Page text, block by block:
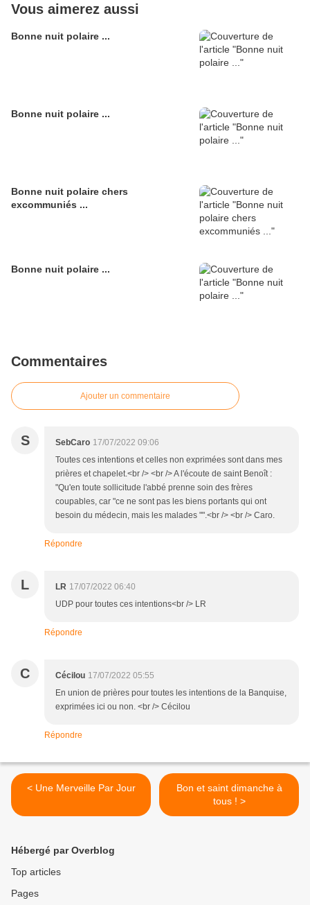
Vous aimerez aussi
Bonne nuit polaire ...
Bonne nuit polaire ...
Bonne nuit polaire chers
excommuniés ...
Bonne nuit polaire ...
Commentaires
Ajouter un commentaire
S SebCaro 17/07/2022 09:06
Toutes ces intentions et celles non exprimées sont dans mes
prières et chapelet.<br /> <br /> A l'écoute de saint Benoît :
"Qu'en toute sollicitude l'abbé prenne soin des frères
coupables, car "ce ne sont pas les biens portants qui ont
besoin du médecin, mais les malades "".<br /> <br /> Caro.
Répondre
L LR 17/07/2022 06:40
UDP pour toutes ces intentions<br /> LR
Répondre
C Cécilou 17/07/2022 05:55
En union de prières pour toutes les intentions de la Banquise,
exprimées ici ou non. <br /> Cécilou
Répondre
< Une Merveille Par Jour
Bon et saint dimanche à
tous ! >
Hébergé par Overblog
Top articles
Pages